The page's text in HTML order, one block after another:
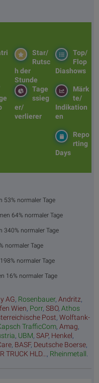
Top/
Flop
Diashows
Star/
Rutsc
h der
Stunde
Märk
te/
Indikation
en
Tage
ssieg
er/
verlierer
Repo
rting
Days
53% normaler Tage
64% normaler Tage
340% normaler Tage
normaler Tage
normaler Tage
16% normaler Tage
AG, Rosenbauer, Andritz,
Wien, Porr, SBO, Athos
Post, Wolftank-
TrafficCom, Amag,
, UBM, SAP, Henkel,
, BASF, Deutsche Boerse,
TRUCK HLD... , Rheinmetall